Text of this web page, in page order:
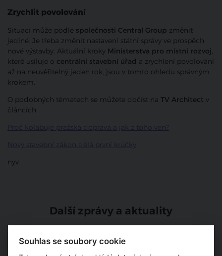
Zrychlit povolování
Situaci může podle společnosti Central Group změnit
jediné. Je třeba změnit nastavení státní správy ve prospěch
nové výstavby. Aktuální kroky Ministerstva pro místní rozvoj,
které usiluje o centrální stavební úřad a zrychlení povolování
až na neuvěřitelný jeden rok, jsou v tomto ohledu správným
krokem.
O podobných tématech se můžete dočíst na TV Architect v
článcích:
Proč kolabuje pražská doprava a jak z toho ven?
Nový stavební zákon dělá první krůčky
nyv
Další zprávy a aktuality
Ceny bytů v Brně podle
posledních průzkumů
stagnují
Souhlas se soubory cookie